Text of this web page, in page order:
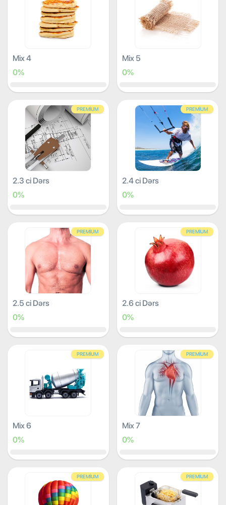
Mix 4
0%
Mix 5
0%
PREMIUM
2.3 ci Dərs
0%
PREMIUM
2.4 ci Dərs
0%
PREMIUM
2.5 ci Dərs
0%
PREMIUM
2.6 ci Dərs
0%
PREMIUM
Mix 6
0%
PREMIUM
Mix 7
0%
PREMIUM PREMIUM